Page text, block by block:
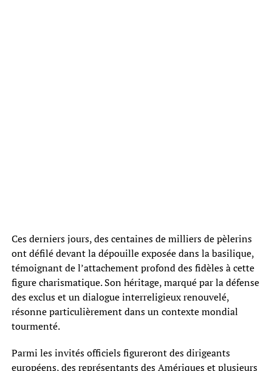
Ces derniers jours, des centaines de milliers de pèlerins
ont défilé devant la dépouille exposée dans la basilique,
témoignant de l’attachement profond des fidèles à cette
figure charismatique. Son héritage, marqué par la défense
des exclus et un dialogue interreligieux renouvelé,
résonne particulièrement dans un contexte mondial
tourmenté.
Parmi les invités officiels figureront des dirigeants
européens, des représentants des Amériques et plusieurs